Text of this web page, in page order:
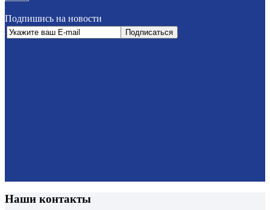
Подпишись на новости
Наши контакты